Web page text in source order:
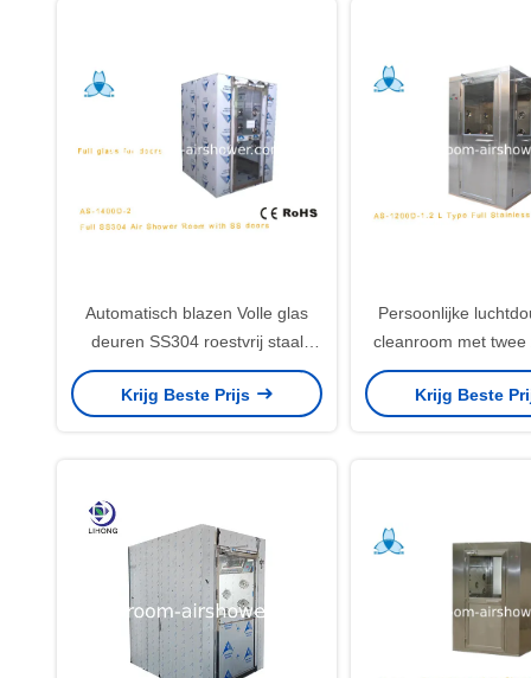
Automatisch blazen Volle glas
deuren SS304 roestvrij staal
lucht douche
Krijg Beste Prijs
Persoonlijke
cleanroom met twee
blazers
Krijg Beste